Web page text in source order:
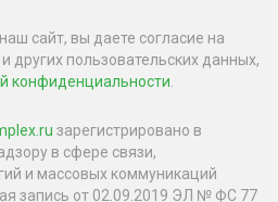
сайт, вы даете согласие на
других пользовательских данных,
конфиденциальности
зарегистрировано в
в сфере связи,
и массовых коммуникаций
запись от 02.09.2019 ЭЛ № ФС 77